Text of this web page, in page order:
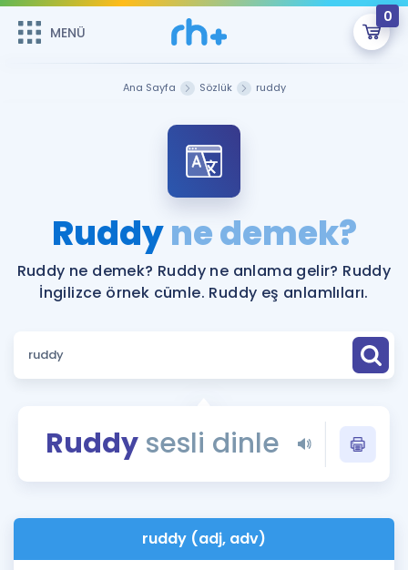
MENÜ
0
Şifremi Hatırlamıyorum
ÜYE DEĞİLİM
Sepetin Şu An Boş.
Remzi Hoca ile seni sınava hazırlayacak onlarca eğitim seni
bekliyor!
MENÜ
Katılımcı Görüşleri
Faydalı Araçlar
Sözlük
Rehberlik Aracı
Kampanyalar
Ana Sayfa Sözlük ruddy
Ruddyne demek?
Ruddy ne demek? Ruddy ne anlama gelir? Ruddy
İngilizce örnek cümle. Ruddy eş anlamlıları.
Ruddysesli dinle
ruddy (adj, adv)